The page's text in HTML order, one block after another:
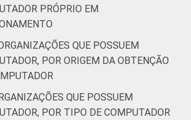
pesquisa
Desenvolvimento
e defesa de
direitos
Religião
PRÓPRIO EM
QUE POSSUEM
POR ORIGEM DA OBTENÇÃO
QUE POSSUEM
POR TIPO DE COMPUTADOR